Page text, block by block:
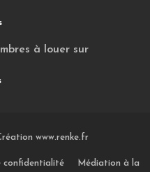
à louer sur
www.renke.fr
confidentialité Médiation à la